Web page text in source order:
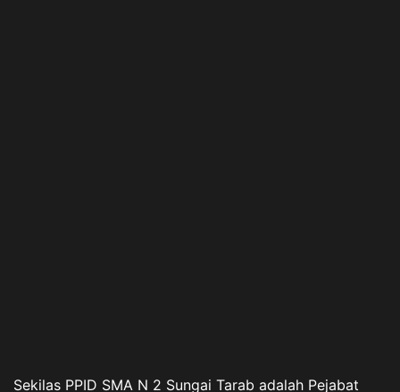
Sekilas PPID SMA N 2 Sungai Tarab adalah Pejabat